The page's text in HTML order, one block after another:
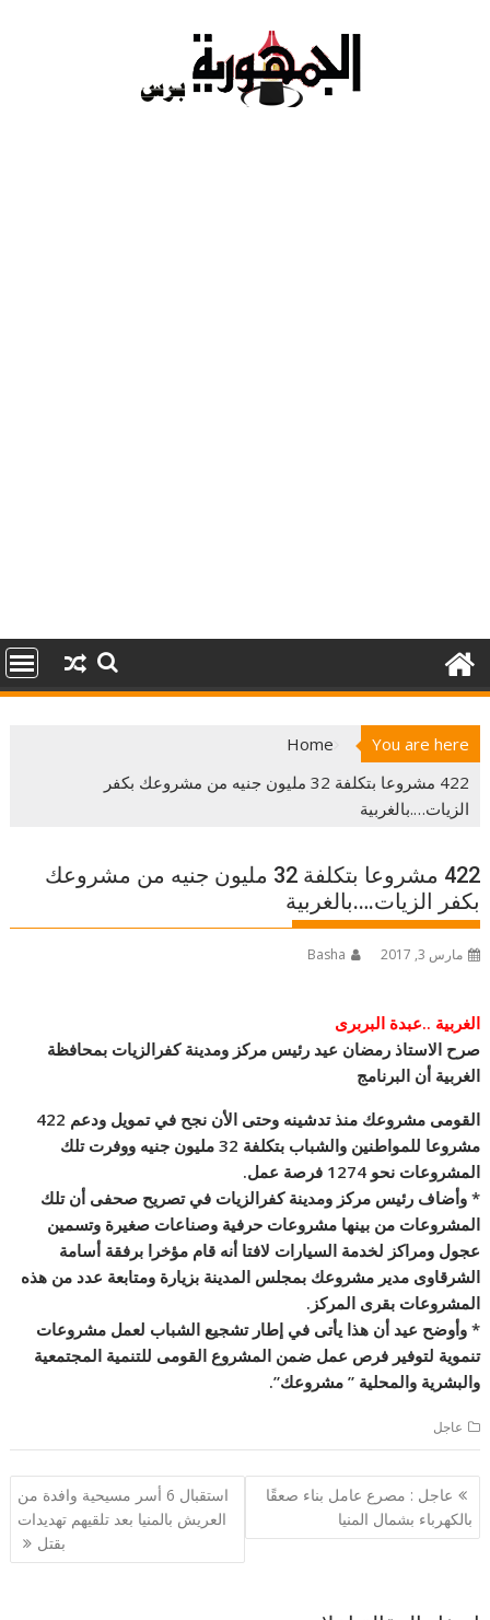
You are here
Home
422 مشروعا بتكلفة 32 مليون جنيه من مشروعك بكفر
الزيات….بالغربية
422 مشروعا بتكلفة 32 مليون جنيه من مشروعك
بكفر الزيات….بالغربية
مارس 3, 2017 Basha
الغربية ..عبدة البربرى
صرح الاستاذ رمضان عيد رئيس مركز ومدينة كفرالزيات بمحافظة
الغربية أن البرنامج
القومى مشروعك منذ تدشينه وحتى الأن نجح في تمويل ودعم 422
مشروعا للمواطنين والشباب بتكلفة 32 مليون جنيه ووفرت تلك
المشروعات نحو 1274 فرصة عمل.
* وأضاف رئيس مركز ومدينة كفرالزيات في تصريح صحفى أن تلك
المشروعات من بينها مشروعات حرفية وصناعات صغيرة وتسمين
عجول ومراكز لخدمة السيارات لافتا أنه قام مؤخرا برفقة أسامة
الشرقاوى مدير مشروعك بمجلس المدينة بزيارة ومتابعة عدد من هذه
المشروعات بقرى المركز.
* وأوضح عيد أن هذا يأتى في إطار تشجيع الشباب لعمل مشروعات
تنموية لتوفير فرص عمل ضمن المشروع القومى للتنمية المجتمعية
والبشرية والمحلية ” مشروعك”.
عاجل
تصفّح
المقالات
عاجل : مصرع عامل بناء صعقًا
بالكهرباء بشمال المنيا
استقبال 6 أسر مسيحية وافدة من
العريش بالمنيا بعد تلقيهم تهديدات
بقتل